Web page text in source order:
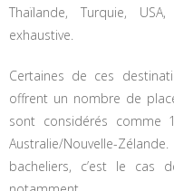
Thaïlande, Turquie,
exhaustive.
Certaines de ces
offrent un nombre de
sont considérés comme
Australie/Nouvelle-
bacheliers, c’est le cas